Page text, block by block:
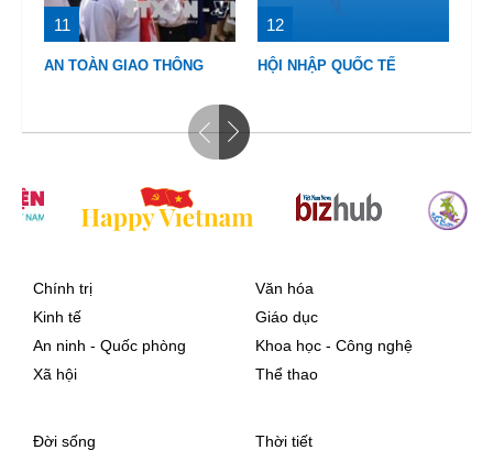
11
AN TOÀN GIAO THÔNG
12
HỘI NHẬP QUỐC TẾ
Chính trị
Kinh tế
An ninh - Quốc phòng
Xã hội
Văn hóa
Giáo dục
Khoa học - Công nghệ
Thể thao
Đời sống Thời tiết